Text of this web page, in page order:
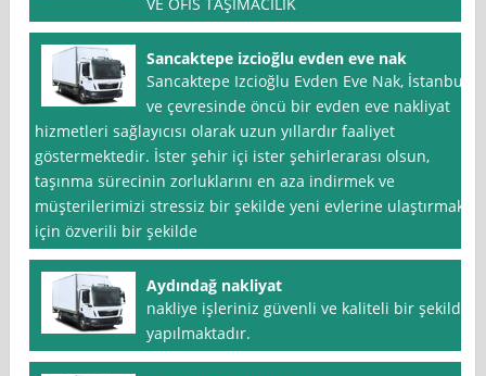
Sancaktepe izcioğlu evden eve nak
Sancaktepe Izcioğlu Evden Eve Nak, İstanbul
ve çevresinde öncü bir evden eve nakliyat
hizmetleri sağlayıcısı olarak uzun yıllardır faaliyet
göstermektedir. İster şehir içi ister şehirlerarası olsun,
taşınma sürecinin zorluklarını en aza indirmek ve
müşterilerimizi stressiz bir şekilde yeni evlerine ulaştırmak
için özverili bir şekilde
Aydındağ nakliyat
nakliye işleriniz güvenli ve kaliteli bir şekilde
yapılmaktadır.